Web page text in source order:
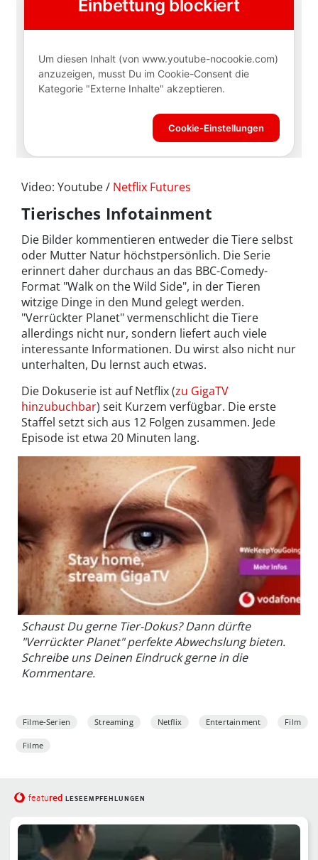
Video: Youtube / Netflix Futures
Tierisches Infotainment
Die Bilder kommentieren entweder die Tiere selbst
oder Mutter Natur höchstpersönlich. Die Serie
erinnert daher durchaus an das BBC-Comedy-
Format "Walk on the Wild Side", in der Tieren
witzige Dinge in den Mund gelegt werden.
"Verrückter Planet" vermenschlicht die Tiere
allerdings nicht nur, sondern liefert auch viele
interessante Informationen. Du wirst also nicht nur
unterhalten, Du lernst auch etwas.
Die Dokuserie ist auf Netflix (zu GigaTV
hinzubuchbar) seit Kurzem verfügbar. Die erste
Staffel setzt sich aus 12 Folgen zusammen. Jede
Episode ist etwa 20 Minuten lang.
Schaust Du gerne Tier-Dokus? Dann dürfte
"Verrückter Planet" perfekte Abwechslung bieten.
Schreibe uns Deinen Eindruck gerne in die
Kommentare.
Filme-Serien Streaming Netflix Entertainment Film
Filme
featured LESEEMPFEHLUNGEN